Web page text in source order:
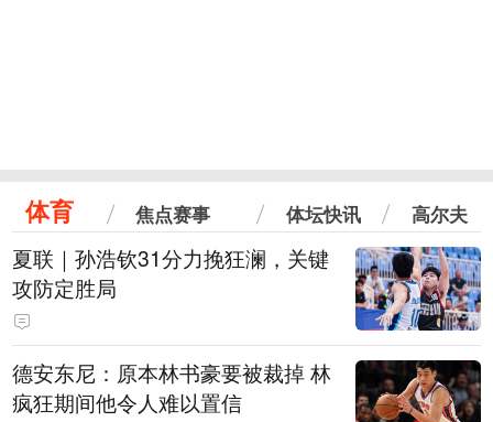
体育 焦点赛事 体坛快讯 高尔夫
夏联｜孙浩钦31分力挽狂澜，关键
攻防定胜局
德安东尼：原本林书豪要被裁掉 林
疯狂期间他令人难以置信